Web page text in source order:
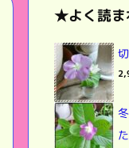
★よく読